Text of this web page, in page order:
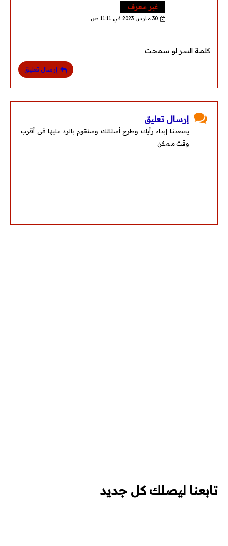
غير معرف
30 مارس 2023 في 11:11 ص
كلمة السر لو سمحت
إرسال تعليق
إرسال تعليق
يسعدنا إبداء رأيك وطرح أسئلتك وسنقوم بالرد عليها فى أقرب
وقت ممكن
تابعنا ليصلك كل جديد